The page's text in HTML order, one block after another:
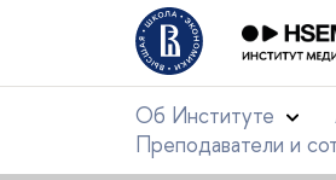
Об Институте
Преподаватели и